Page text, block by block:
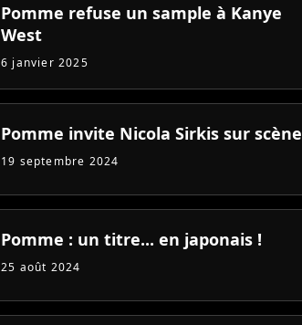
Pomme refuse un sample à Kanye
West
6 janvier 2025
Pomme invite Nicola Sirkis sur scène
19 septembre 2024
Pomme : un titre... en japonais !
25 août 2024